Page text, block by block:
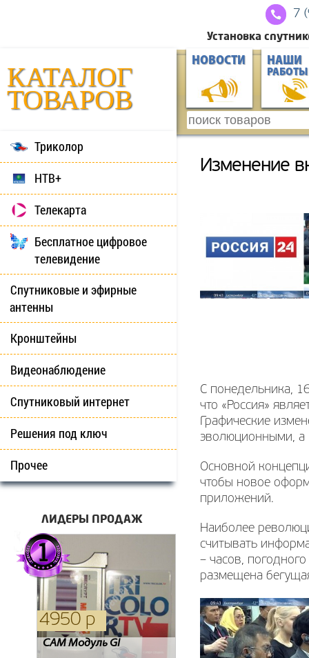
7
Установка
КАТАЛОГ
ТОВАРОВ
НОВОСТИ НАШИ
РАБОТЫ
Триколор
НТВ+
Телекарта
Бесплатное цифровое
телевидение
Спутниковые и эфирные
антенны
Кронштейны
Видеонаблюдение
Спутниковый интернет
Решения под ключ
Прочее
ЛИДЕРЫ ПРОДАЖ
4950 р
CAM Модуль GI
4610 р
Ресивер EVO 02
1270 р
Oriel 202
Изменение
С понедельника,
что «Россия»
Графические
эволюционными,
Основной
чтобы новое
приложений.
Наиболее
считывать
– часов,
размещена